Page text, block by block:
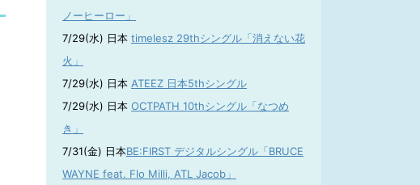
ノーヒーロー」
7/29(水) 日本 timelesz 29thシングル「消えない花
火」
7/29(水) 日本 ATEEZ 日本5thシングル
7/29(水) 日本 OCTPATH 10thシングル「なつめ
き」
7/31(金) 日本BE:FIRST デジタルシングル「BRUCE
WAYNE feat. Flo Milli, ATL Jacob」